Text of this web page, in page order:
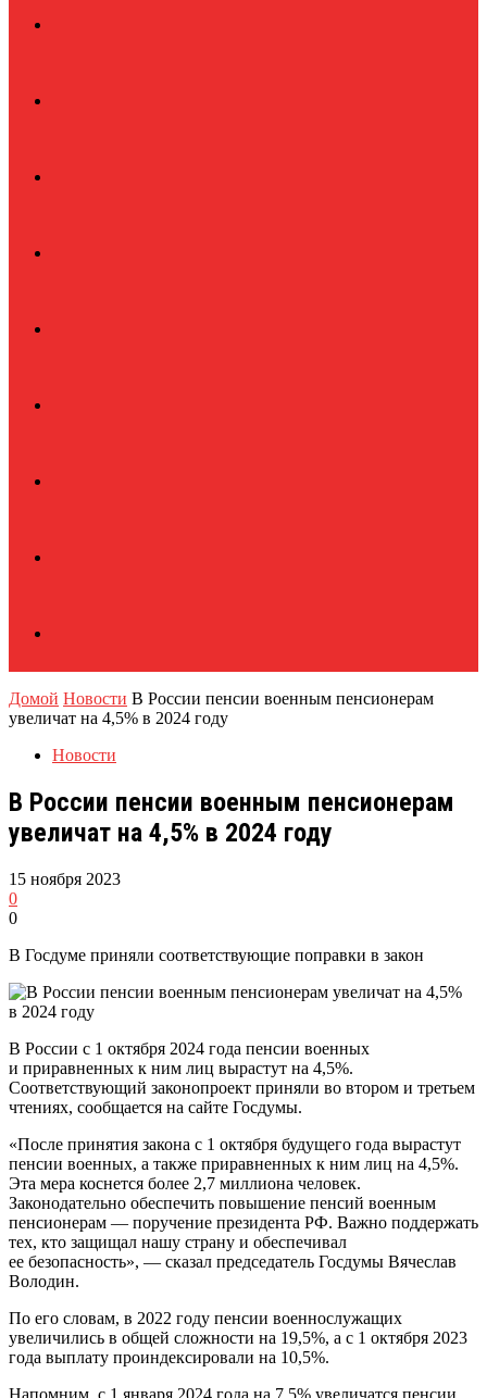
Домой Новости В России пенсии военным пенсионерам
увеличат на 4,5% в 2024 году
Новости
В России пенсии военным пенсионерам
увеличат на 4,5% в 2024 году
15 ноября 2023
0
0
В Госдуме приняли соответствующие поправки в закон
В России с 1 октября 2024 года пенсии военных
и приравненных к ним лиц вырастут на 4,5%.
Соответствующий законопроект приняли во втором и третьем
чтениях, сообщается на сайте Госдумы.
«После принятия закона с 1 октября будущего года вырастут
пенсии военных, а также приравненных к ним лиц на 4,5%.
Эта мера коснется более 2,7 миллиона человек.
Законодательно обеспечить повышение пенсий военным
пенсионерам — поручение президента РФ. Важно поддержать
тех, кто защищал нашу страну и обеспечивал
ее безопасность», — сказал председатель Госдумы Вячеслав
Володин.
По его словам, в 2022 году пенсии военнослужащих
увеличились в общей сложности на 19,5%, а с 1 октября 2023
года выплату проиндексировали на 10,5%.
Напомним, с 1 января 2024 года на 7,5% увеличатся пенсии